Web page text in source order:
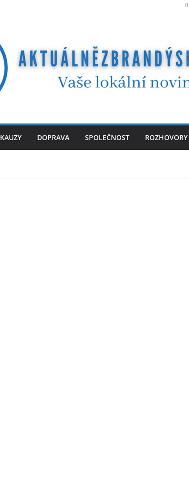
KAUZY DOPRAVA SPOLEČNOST ROZHOVORY